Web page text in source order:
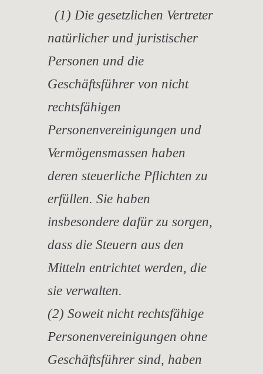
(1) Die gesetzlichen Vertreter
natürlicher und juristischer
Personen und die
Geschäftsführer von nicht
rechtsfähigen
Personenvereinigungen und
Vermögensmassen haben
deren steuerliche Pflichten zu
erfüllen. Sie haben
insbesondere dafür zu sorgen,
dass die Steuern aus den
Mitteln entrichtet werden, die
sie verwalten.
(2) Soweit nicht rechtsfähige
Personenvereinigungen ohne
Geschäftsführer sind, haben